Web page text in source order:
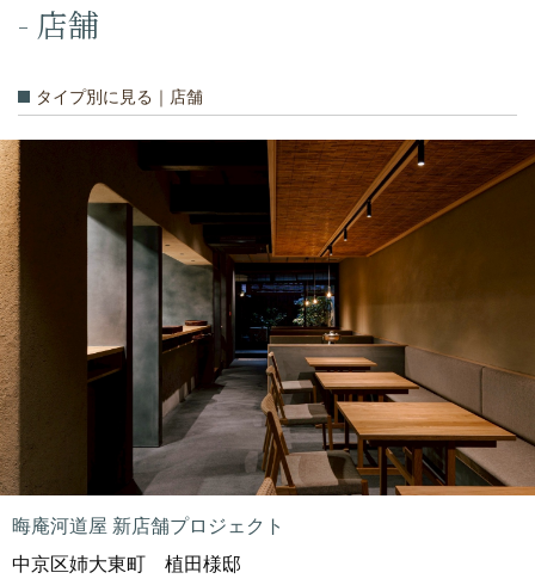
- 店舗
タイプ別に見る｜店舗
晦庵河道屋 新店舗プロジェクト
中京区姉大東町 植田様邸